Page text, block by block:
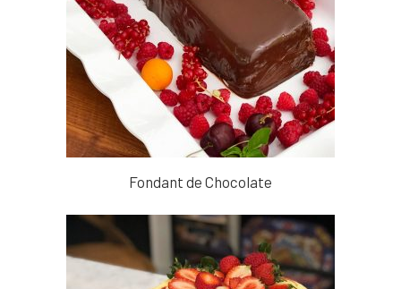
Fondant de Chocolate